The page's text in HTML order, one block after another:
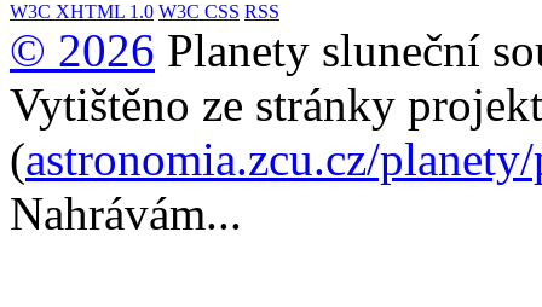
W3C XHTML 1.0 W3C CSS RSS
© 2026 Planety sluneční
Vytištěno ze stránky
(astronomia.zcu.cz/
Nahrávám...